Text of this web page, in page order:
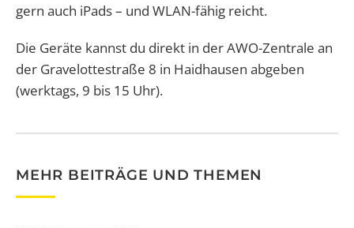
gern auch iPads – und WLAN-fähig reicht.
Die Geräte kannst du direkt in der AWO-Zentrale an
der Gravelottestraße 8 in Haidhausen abgeben
(werktags, 9 bis 15 Uhr).
MEHR BEITRÄGE UND THEMEN